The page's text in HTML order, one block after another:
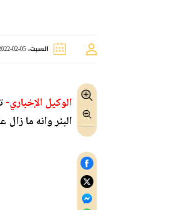
السبت، 05-02-2022
الوكيل الإخباري-
البئر وانه ما